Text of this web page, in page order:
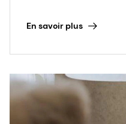
En savoir plus